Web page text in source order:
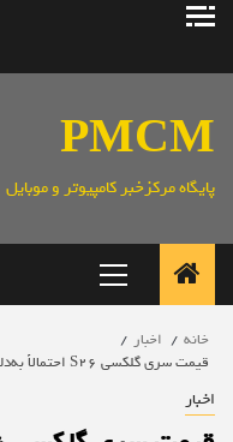
پرش
PMCM
پایگاه مرکزخبر کامپیوتر و موبایل
اصلی
خانه
اخبار
قیمت سری گلکسی S26 احتمالاً به‌دلیل افزایش هزینه قطعات بالا می‌رود
اخبار